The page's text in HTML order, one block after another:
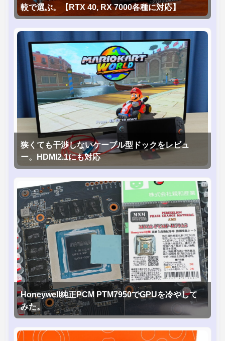
較で選ぶ。【RTX 40, RX 7000各種に対応】
狭くても干渉しないケーブル型ドックをレビュ
ー。HDMI2.1にも対応
Honeywell純正PCM PTM7950でGPUを冷やして
みた。